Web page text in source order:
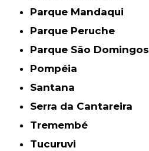
Parque Mandaqui
Parque Peruche
Parque São Domingos
Pompéia
Santana
Serra da Cantareira
Tremembé
Tucuruvi